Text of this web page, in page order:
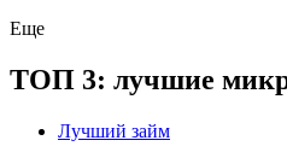
Еще
ТОП 3: лучшие
Лучший займ